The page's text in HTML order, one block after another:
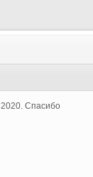
2020. Спасибо